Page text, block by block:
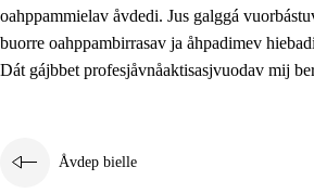
oahppammielav åvdedi. Jus galggá
buorre oahppambirrasav ja åhpadimev
Dát gájbbet profesjåvnåaktisasjvuodav mij
Åvdep bielle